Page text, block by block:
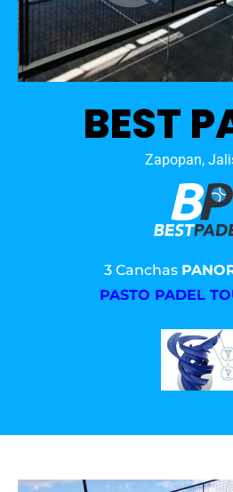
BEST
Zapopan,
3 Canchas
PASTO PADEL